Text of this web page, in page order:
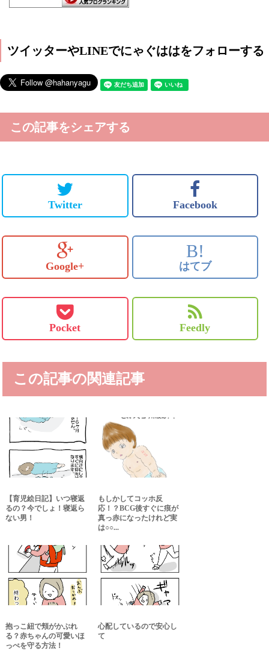
ツイッターやLINEでにゃぐははをフォローする
この記事をシェアする
Twitter Facebook
Google+
B!
はてブ
Pocket Feedly
この記事の関連記事
【育児絵日記】いつ寝返
るの？今でしょ！寝返ら
ない男！
もしかしてコッホ反
応！？BCG後すぐに痕が
真っ赤になったけれど実
は○○...
抱っこ紐で頬がかぶれ
る？赤ちゃんの可愛いほ
っぺを守る方法！
心配しているので安心し
て